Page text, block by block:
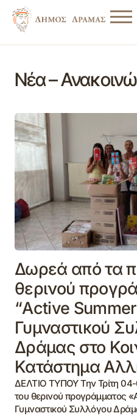
Νέα –
Δωρεά από τα
θερινού
“Active
Γυμναστικού
Δράμας στο
Κατάστημα
ΔΕΛΤΙΟ ΤΥΠΟΥ Την Τρίτη 04-
του θερινού προγράμματος
Γυμναστικού Συλλόγου